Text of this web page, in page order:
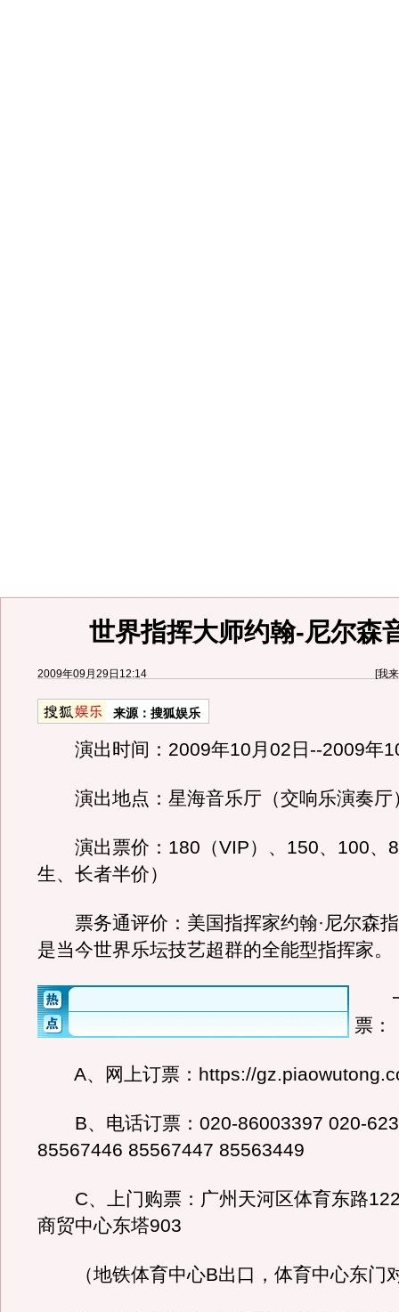
世界指挥大师约翰-尼尔森
2009年09月29日12:14 [我
来源： 搜狐娱乐
演出时间：2009年10月02日--2009年
演出地点：星海音乐厅（交响乐演奏厅
演出票价：180（VIP）、150、100、
生、长者半价）
票务通评价：美国指挥家约翰·尼尔森
是当今世界乐坛技艺超群的全能型指挥家。
一
票：
A、网上订票：https://
B、电话订票：020-86003397 020-
85567446 85567447 85563449
C、上门购票：广州天河区体育东路
商贸中心东塔903
（地铁体育中心B出口，体育中心东门